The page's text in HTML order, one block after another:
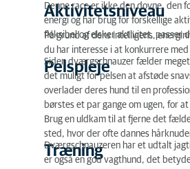
Farve
Specielt om racen
Arvelig sygdom
Foder
Hundetype
5 fakta om
Aktivitetsniveau
Denne race er ikke den dovne, den
energi og har brug for forskellige
fleksibel og elsker aktivitet, passer
På grund af dens intelligens,
du har interesse i at konkurrere
Pelspleje
Sidendværgschnauzer fælder meget
det muligt for pelsen at afstøde
overlader deres hund til en
børstes et par gange om ugen, for
Brug en uldkam til at fjerne det
sted, hvor der ofte dannes
Træning
Dværgschnauzeren har et udtalt
er også en god vagthund, det